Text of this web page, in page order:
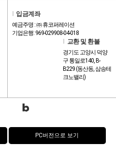
입금계좌
예금주명 : ㈜ 휴코퍼레이션
기업은행: 969-029908-04-018
교환 및 환불
경기도 고양시 덕양
구 통일로140, B-
B229 (동산동, 삼송테
크노밸리)
PC버전으로 보기